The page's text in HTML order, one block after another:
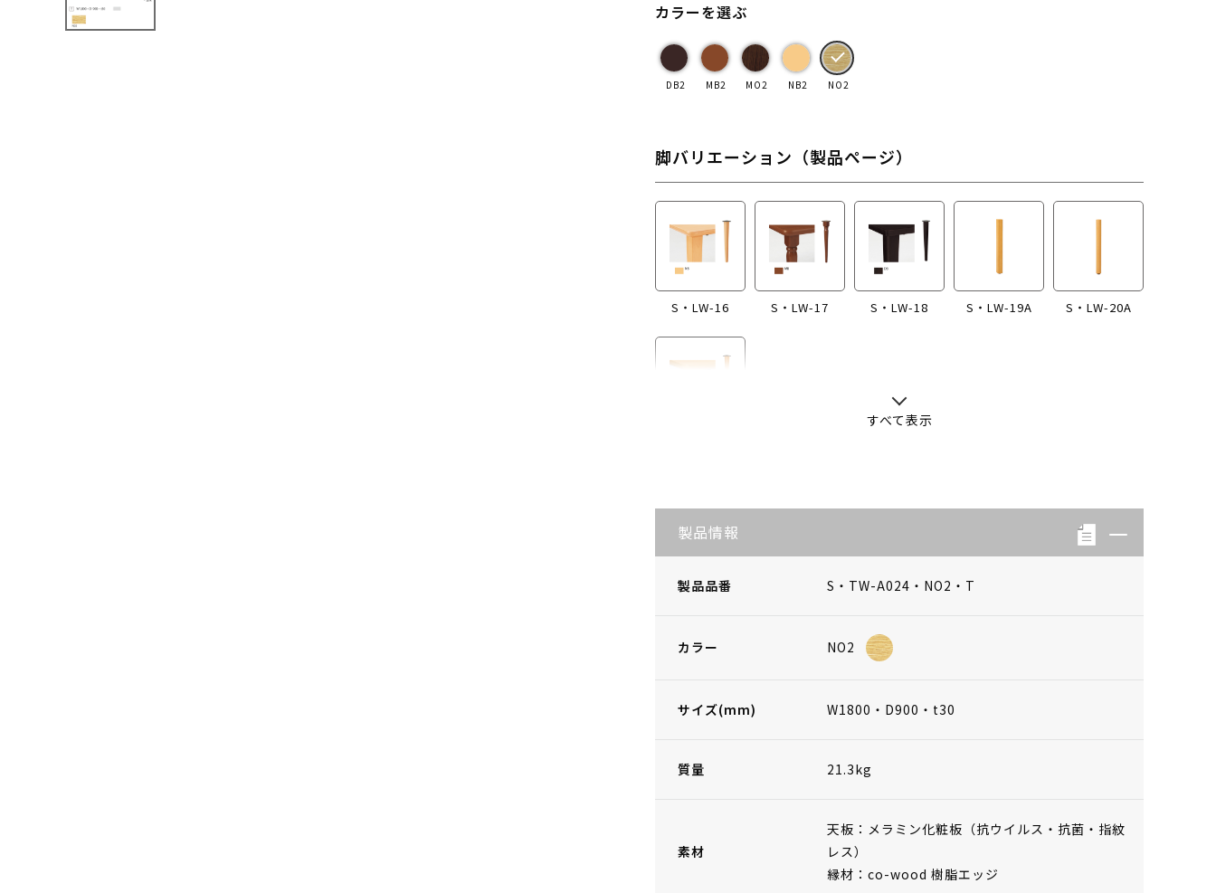
カラーを選ぶ
DB2 MB2 MO2 NB2 NO2
脚バリエーション（製品ページ）
S・LW-16 S・LW-17 S・LW-18 S・LW-19A S・LW-20A
すべて表示
製品情報
製品品番 S・TW-A024・NO2・T
カラー NO2
サイズ(mm) W1800・D900・t30
質量 21.3kg
素材
天板：メラミン化粧板（抗ウイルス・抗菌・指紋
レス）
縁材：co-wood 樹脂エッジ